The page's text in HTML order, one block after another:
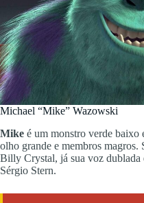
Michael “Mike” Wazowski
Mike é um monstro verde baixo
olho grande e membros
Billy Crystal, já sua voz dublada
Sérgio Stern.